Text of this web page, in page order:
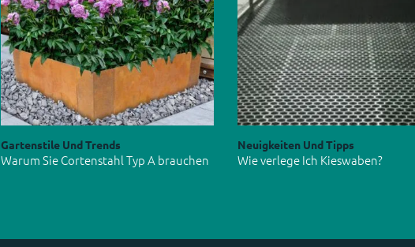
Gartenstile Und Trends
Warum Sie Cortenstahl Typ A brauchen
Neuigkeiten Und Tipps
Wie verlege Ich Kieswaben?